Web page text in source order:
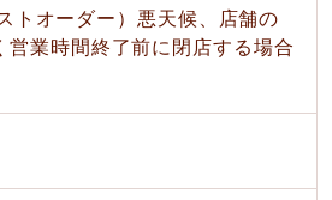
トオーダー）悪天候、店舗の
営業時間終了前に閉店する場合